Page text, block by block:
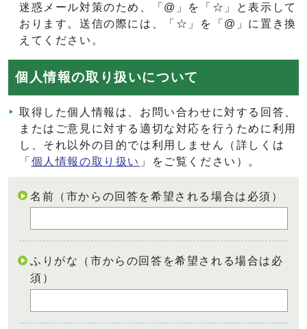
迷惑メール対策のため、「@」を「☆」と表示して
おります。送信の際には、「☆」を「@」に置き換
えてください。
個人情報の取り扱いについて
取得した個人情報は、お問い合わせに対する回答、
またはご意見に対する適切な対応を行うために利用
し、それ以外の目的では利用しません（詳しくは
「 個人情報の取り扱い 」をご覧ください）。
名前（市からの回答を希望される場合は必須）
ふりがな（市からの回答を希望される場合は必
須）